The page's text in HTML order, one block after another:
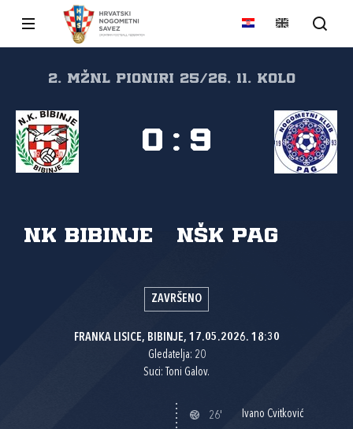
2. MŽNL PIONIRI 25/26, 11. kolo
NK Bibinje NŠK Pag
0 : 9
ZAVRŠENO
FRANKA LISICE, BIBINJE, 17.05.2026. 18:30
Gledatelja: 20
Suci: Toni Galov.
26'
Ivano Cvitković